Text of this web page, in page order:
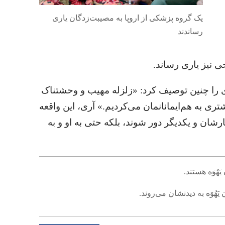
یک گروه پزشکی از اروپا به مصیبت‌زدگان یاری
رساندند
نیز یاری رساند.‏
را چنین توصیف کرد:‏ «زلزله مهیب و وحشتناک
به هم‌ایمانانمان می‌کردیم.‏» آری،‏ این واقعه
و یکدیگر دور شوند،‏ بلکه حتی به او و به
هستند.‏
به دیدنشان می‌روند.‏